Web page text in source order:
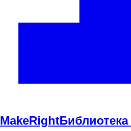
MakeRight